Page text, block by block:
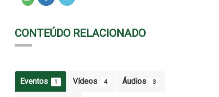
CONTEÚDO RELACIONADO
Eventos 1 Vídeos 4 Áudios 3